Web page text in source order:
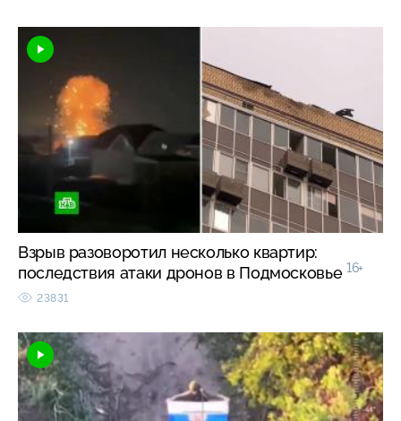
Взрыв разоворотил несколько квартир:
последствия атаки дронов в Подмосковье 16+
23831